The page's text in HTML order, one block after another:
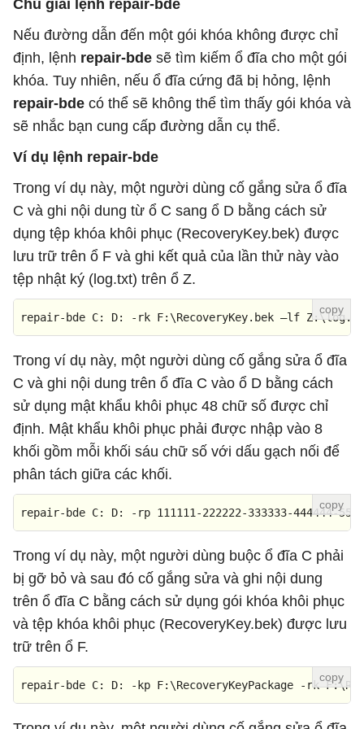
Chú giải lệnh repair-bde
Nếu đường dẫn đến một gói khóa không được chỉ
định, lệnh repair-bde sẽ tìm kiếm ổ đĩa cho một gói
khóa. Tuy nhiên, nếu ổ đĩa cứng đã bị hỏng, lệnh
repair-bde có thể sẽ không thể tìm thấy gói khóa và
sẽ nhắc bạn cung cấp đường dẫn cụ thể.
Ví dụ lệnh repair-bde
Trong ví dụ này, một người dùng cố gắng sửa ổ đĩa
C và ghi nội dung từ ổ C sang ổ D bằng cách sử
dụng tệp khóa khôi phục (RecoveryKey.bek) được
lưu trữ trên ổ F và ghi kết quả của lần thử này vào
tệp nhật ký (log.txt) trên ổ Z.
repair-bde C: D: -rk F:\RecoveryKey.bek –lf
Trong ví dụ này, một người dùng cố gắng sửa ổ đĩa
C và ghi nội dung trên ổ đĩa C vào ổ D bằng cách
sử dụng mật khẩu khôi phục 48 chữ số được chỉ
định. Mật khẩu khôi phục phải được nhập vào 8
khối gồm mỗi khối sáu chữ số với dấu gạch nối để
phân tách giữa các khối.
repair-bde C: D: -rp 111111 -222222-333333-444444-
Trong ví dụ này, một người dùng buộc ổ đĩa C phải
bị gỡ bỏ và sau đó cố gắng sửa và ghi nội dung
trên ổ đĩa C bằng cách sử dụng gói khóa khôi phục
và tệp khóa khôi phục (RecoveryKey.bek) được lưu
trữ trên ổ F.
repair- bde C: D: - kp F: \RecoveryKeyPackage - rk F:\